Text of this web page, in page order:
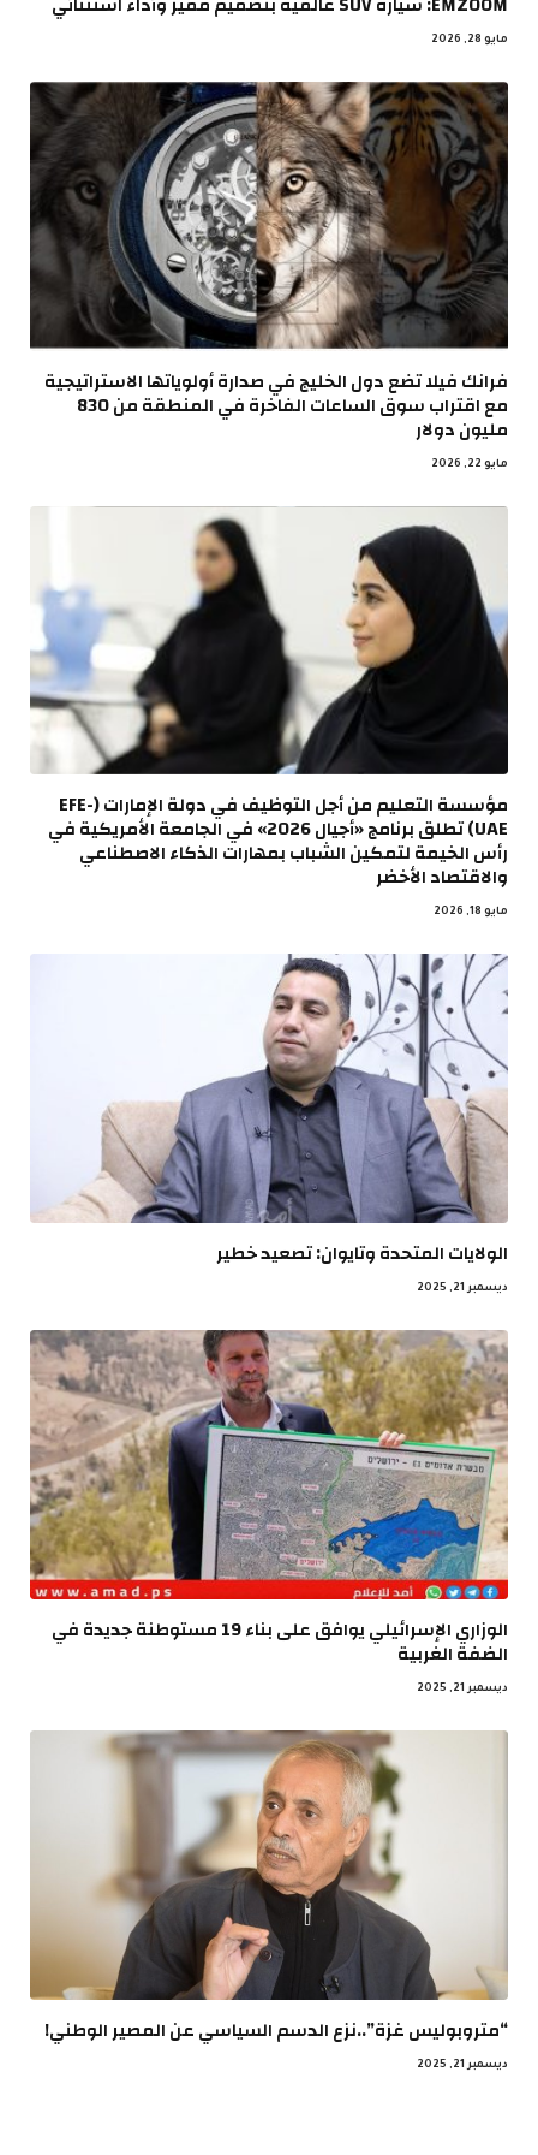
مايو 28, 2026
فرانك فيلا تضع دول الخليج في صدارة أولوياتها الاستراتيجية
مع اقتراب سوق الساعات الفاخرة في المنطقة من 830
مليون دولار
مايو 22, 2026
مؤسسة التعليم من أجل التوظيف في دولة الإمارات (EFE-
UAE) تطلق برنامج «أجيال 2026» في الجامعة الأمريكية في
رأس الخيمة لتمكين الشباب بمهارات الذكاء الاصطناعي
والاقتصاد الأخضر
مايو 18, 2026
الولايات المتحدة وتايوان: تصعيد خطير
ديسمبر 21, 2025
الوزاري الإسرائيلي يوافق على بناء 19 مستوطنة جديدة في
الضفة الغربية
ديسمبر 21, 2025
“متروبوليس غزة”..نزع الدسم السياسي عن المصير الوطني!
ديسمبر 21, 2025